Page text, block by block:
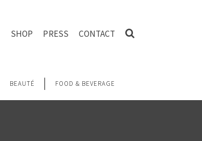
SHOP PRESS CONTACT
BEAUTÉ FOOD & BEVERAGE